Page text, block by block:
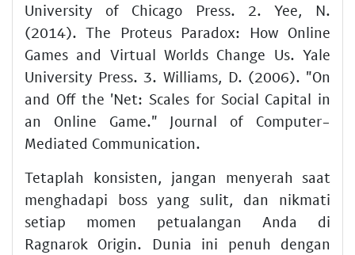
University of Chicago Press. 2. Yee, N.
(2014). The Proteus Paradox: How Online
Games and Virtual Worlds Change Us. Yale
University Press. 3. Williams, D. (2006). "On
and Off the 'Net: Scales for Social Capital in
an Online Game." Journal of Computer-
Mediated Communication.
Tetaplah konsisten, jangan menyerah saat
menghadapi boss yang sulit, dan nikmati
setiap momen petualangan Anda di
Ragnarok Origin. Dunia ini penuh dengan